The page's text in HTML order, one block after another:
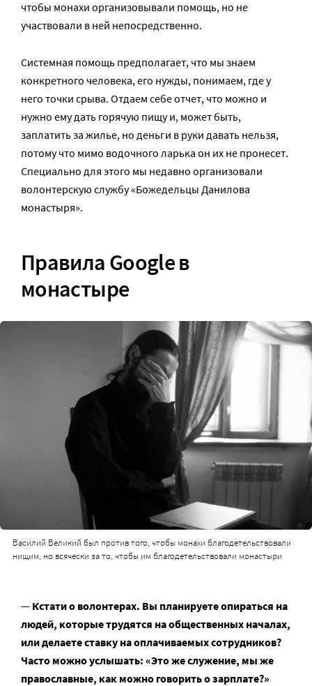
чтобы монахи организовывали помощь, но не
участвовали в ней непосредственно.
Системная помощь предполагает, что мы знаем
конкретного человека, его нужды, понимаем, где у
него точки срыва. Отдаем себе отчет, что можно и
нужно ему дать горячую пищу и, может быть,
заплатить за жилье, но деньги в руки давать нельзя,
потому что мимо водочного ларька он их не пронесет.
Специально для этого мы недавно организовали
волонтерскую службу «Божедельцы Данилова
монастыря».
Правила Google в
монастыре
Василий Великий был против того, чтобы монахи благодетельствовали
нищим, но всячески за то, чтобы им благодетельствовали монастыри
— Кстати о волонтерах. Вы планируете опираться на
людей, которые трудятся на общественных началах,
или делаете ставку на оплачиваемых сотрудников?
Часто можно услышать: «Это же служение, мы же
православные, как можно говорить о зарплате?»